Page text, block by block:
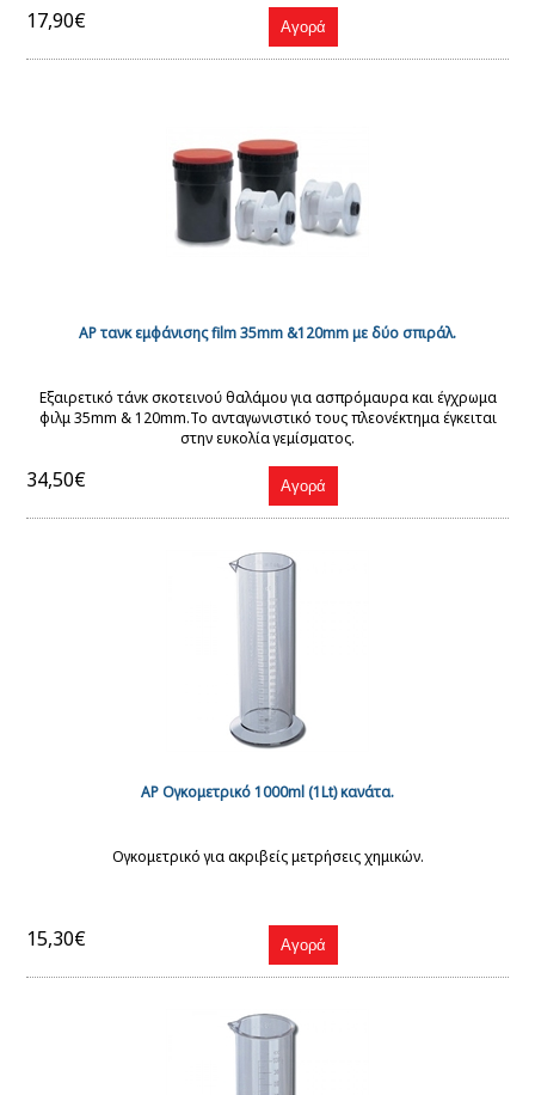
17,90€
AP τανκ εμφάνισης film 35mm &120mm με δύο σπιράλ.
Εξαιρετικό τάνκ σκοτεινού θαλάμου για ασπρόμαυρα και έγχρωμα
φιλμ 35mm & 120mm.Το ανταγωνιστικό τους πλεονέκτημα έγκειται
στην ευκολία γεμίσματος.
34,50€
AP Ογκομετρικό 1000ml (1Lt) κανάτα.
Ογκομετρικό για ακριβείς μετρήσεις χημικών.
15,30€